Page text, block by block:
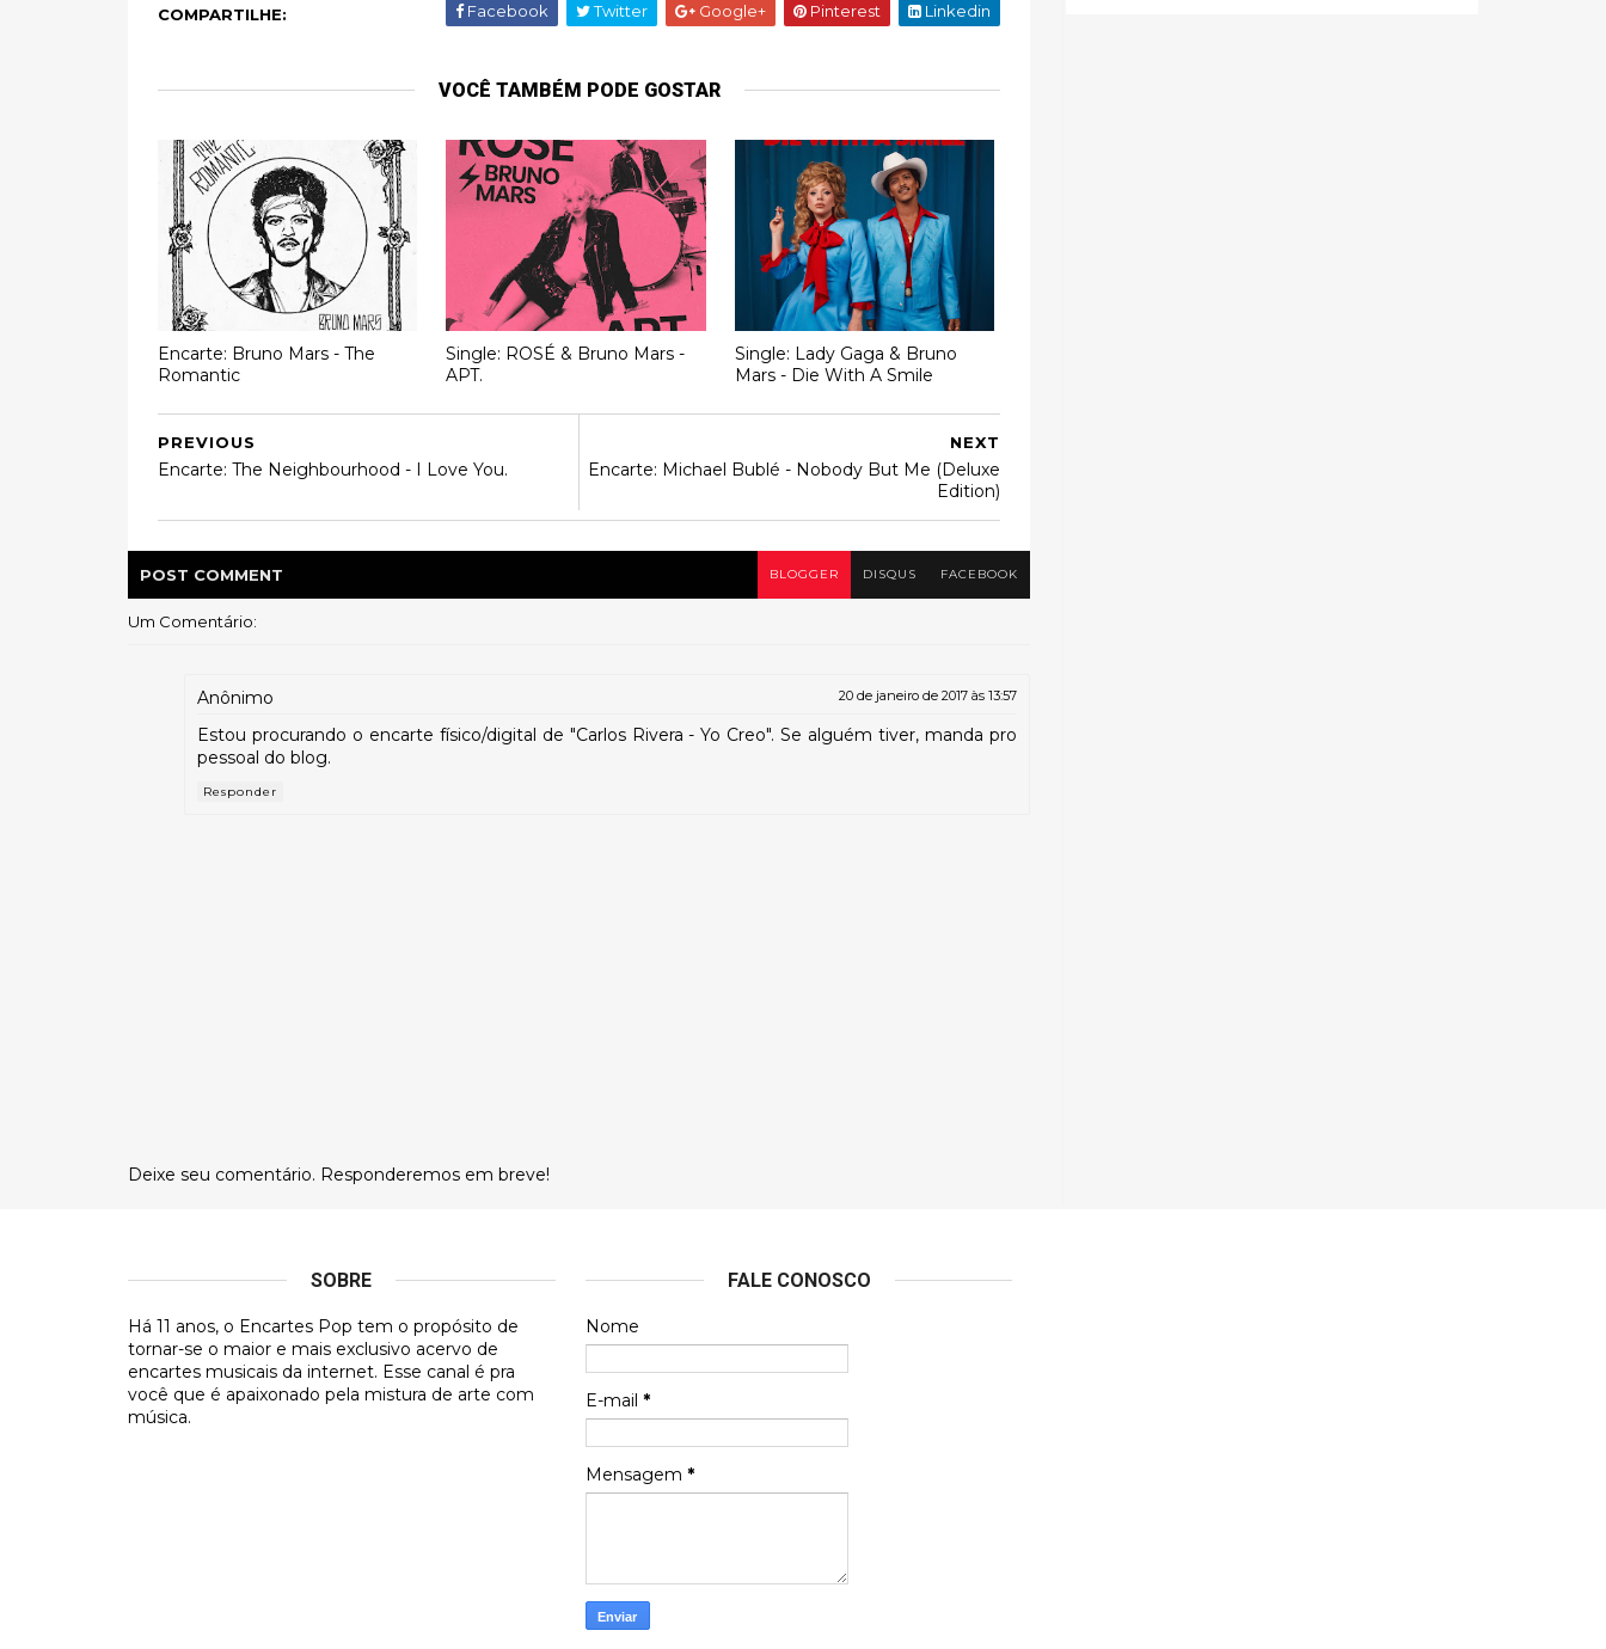
COMPARTILHE: Facebook Twitter Google+ Pinterest Linkedin
VOCÊ TAMBÉM PODE GOSTAR
Encarte: Bruno Mars - The
Romantic
Single: ROSÉ & Bruno Mars -
APT.
Single: Lady Gaga & Bruno
Mars - Die With A Smile
NEXT
Encarte: Michael Bublé - Nobody But Me (Deluxe
Edition)
PREVIOUS
Encarte: The Neighbourhood - I Love You.
POST COMMENT BLOGGER DISQUS FACEBOOK
Um Comentário:
Anônimo 20 de janeiro de 2017 às 13:57
Estou procurando o encarte físico/digital de "Carlos Rivera - Yo Creo". Se alguém tiver, manda pro
pessoal do blog.
Responder
Deixe seu comentário. Responderemos em breve!
SOBRE
Há 11 anos, o Encartes Pop tem o propósito de
tornar-se o maior e mais exclusivo acervo de
encartes musicais da internet. Esse canal é pra
você que é apaixonado pela mistura de arte com
música.
FALE CONOSCO
Nome
E-mail *
Mensagem *